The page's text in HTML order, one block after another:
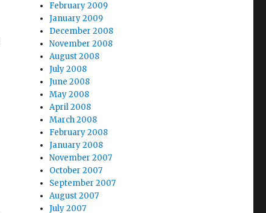
February 2009
January 2009
December 2008
November 2008
August 2008
July 2008
June 2008
May 2008
April 2008
March 2008
February 2008
January 2008
November 2007
October 2007
September 2007
August 2007
July 2007